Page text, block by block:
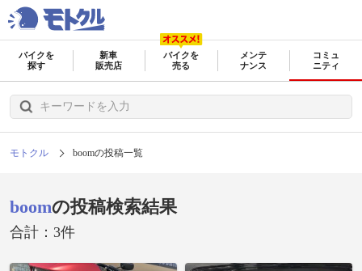
バイクを
探す
新車
販売店
バイクを
売る
メンテ
ナンス
コミュ
ニティ
モトクル boomの投稿一覧
boomの投稿検索結果
合計：3件